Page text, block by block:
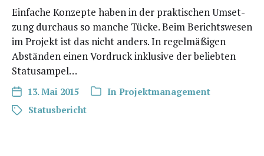
Einfa­che Kon­zep­te haben in der prak­ti­schen Umset­
zung durch­aus so man­che Tücke. Beim Berichts­we­sen
im Pro­jekt ist das nicht anders. In regel­mä­ßi­gen
Abstän­den einen Vor­druck inklu­si­ve der belieb­ten
Statusampel…
13. Mai 2015 In Projektmanagement
Statusbericht